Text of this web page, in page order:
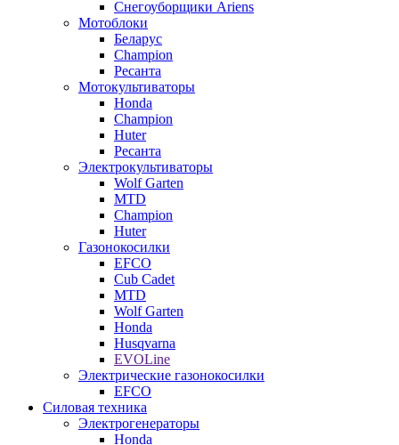
Снегоуборщики Ariens
Мотоблоки
Беларус
Champion
Ресанта
Мотокультиваторы
Honda
Champion
Huter
Ресанта
Электрокультиваторы
Wolf Garten
MTD
Champion
Huter
Газонокосилки
EFCO
Cub Cadet
MTD
Wolf Garten
Honda
Husqvarna
EVOLine
Электрические газонокосилки
EFCO
Силовая техника
Электрогенераторы
Honda